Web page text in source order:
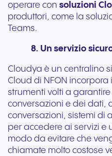
operare con soluzioni
produttori, come la
Teams.
8. Un servizio
Cloudya è un centralino
Cloud di NFON
strumenti volti a
conversazioni e dei dati,
conversazioni, sistemi di
per accedere ai servizi e
modo da evitare che
chiamate molto costose